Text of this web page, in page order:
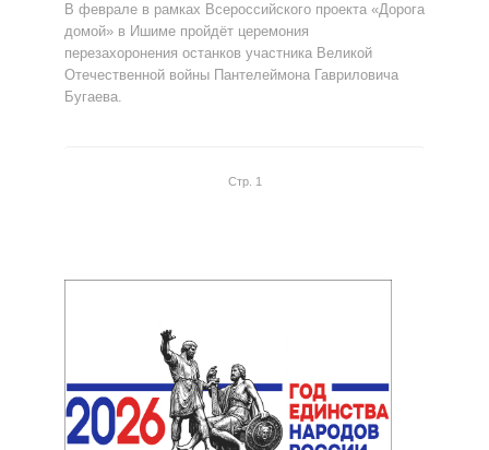
В феврале в рамках Всероссийского проекта «Дорога
домой» в Ишиме пройдёт церемония
перезахоронения останков участника Великой
Отечественной войны Пантелеймона Гавриловича
Бугаева.
Стр. 1